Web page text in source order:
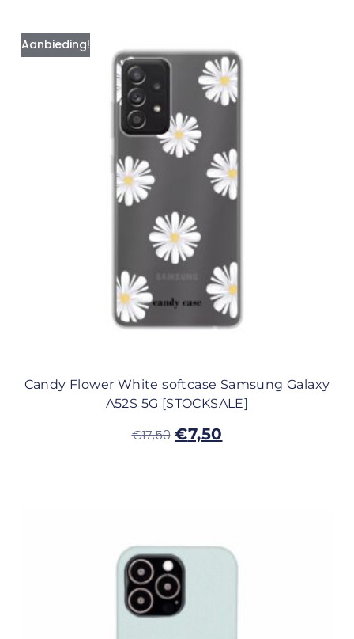
Aanbieding!
Candy Flower White softcase Samsung Galaxy
A52S 5G [STOCKSALE]
€17,50 €7,50